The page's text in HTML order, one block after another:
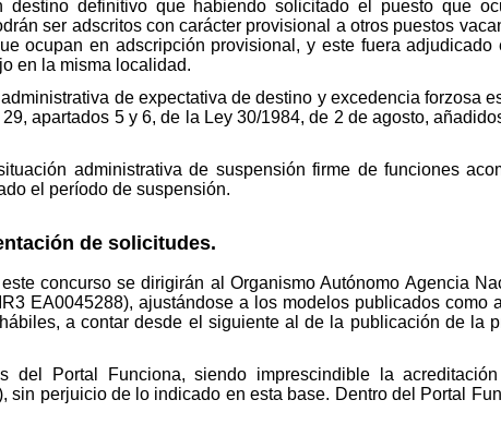
definitivo que habiendo solicitado el puesto que
ser adscritos con carácter provisional a otros puestos
ocupan en adscripción provisional, y este fuera adjudicado
en la misma localidad.
de expectativa de destino y excedencia forzosa
apartados 5 y 6, de la Ley 30/1984, de 2 de agosto,
administrativa de suspensión firme de funciones
el período de suspensión.
de solicitudes.
concurso se dirigirán al Organismo Autónomo Agencia
EA0045288), ajustándose a los modelos publicados como
a contar desde el siguiente al de la publicación de la
del Portal Funciona, siendo imprescindible la
sin perjuicio de lo indicado en esta base. Dentro del Portal